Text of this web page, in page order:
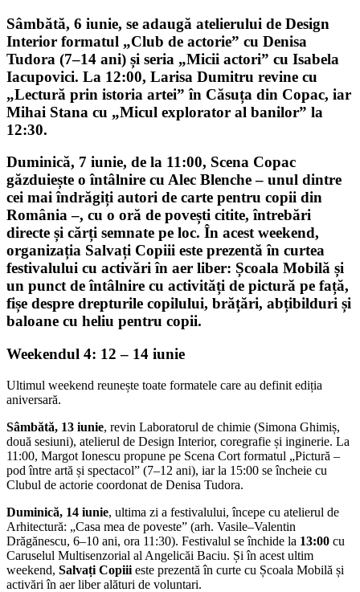
Sâmbătă, 6 iunie, se adaugă atelierului de Design
Interior formatul „Club de actorie” cu Denisa
Tudora (7–14 ani) și seria „Micii actori” cu Isabela
Iacupovici. La 12:00, Larisa Dumitru revine cu
„Lectură prin istoria artei” în Căsuța din Copac, iar
Mihai Stana cu „Micul explorator al banilor” la
12:30.
Duminică, 7 iunie, de la 11:00, Scena Copac
găzduiește o întâlnire cu Alec Blenche– unul dintre
cei mai îndrăgiți autori de carte pentru copii din
România –, cu o oră de povești citite, întrebări
directe și cărți semnate pe loc. În acest weekend,
organizația Salvați Copiii este prezentă în curtea
festivalului cu activări în aer liber: Școala Mobilă și
un punct de întâlnire cu activități de pictură pe față,
fișe despre drepturile copilului, brățări, abțibilduri și
baloane cu heliu pentru copii.
Weekendul 4: 12 – 14 iunie
Ultimul weekend reunește toate formatele care au definit ediția
aniversară.
Sâmbătă, 13 iunie, revin Laboratorul de chimie (Simona Ghimiș,
două sesiuni), atelierul de Design Interior, coregrafie și inginerie. La
11:00, Margot Ionescu propune pe Scena Cort formatul „Pictură –
pod între artă și spectacol” (7–12 ani), iar la 15:00 se încheie cu
Clubul de actorie coordonat de Denisa Tudora.
Duminică, 14 iunie, ultima zi a festivalului, începe cu atelierul de
Arhitectură: „Casa mea de poveste” (arh. Vasile–Valentin
Drăgănescu, 6–10 ani, ora 11:30). Festivalul se închide la 13:00 cu
Caruselul Multisenzorial al Angelicăi Baciu. Și în acest ultim
weekend, Salvați Copiii este prezentă în curte cu Școala Mobilă și
activări în aer liber alături de voluntari.